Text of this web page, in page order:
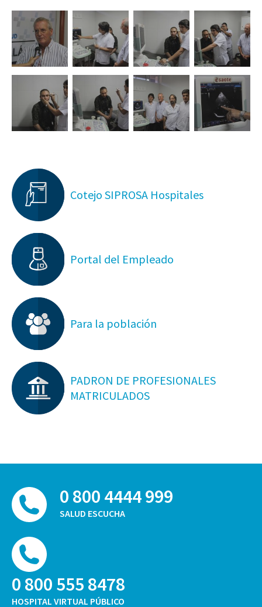
Cotejo SIPROSA Hospitales
Portal del Empleado
Para la población
PADRON DE PROFESIONALES
MATRICULADOS
0 800 4444 999
SALUD ESCUCHA
0 800 555 8478
HOSPITAL VIRTUAL PÚBLICO